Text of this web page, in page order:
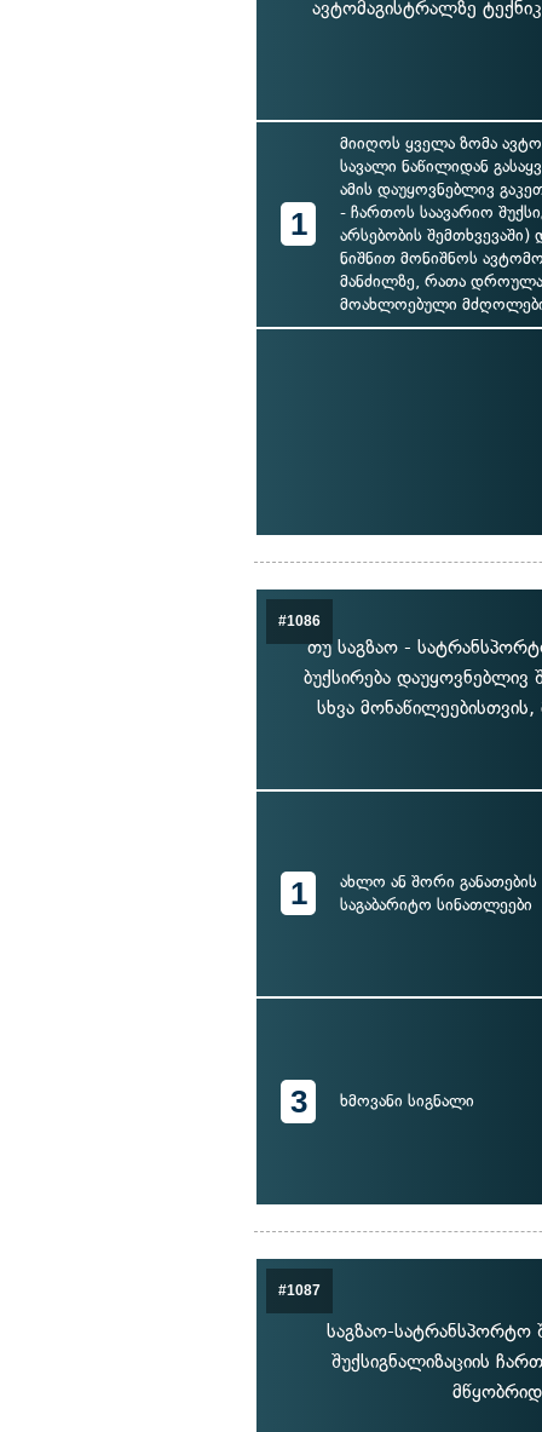
ავტომაგისტრალზე
1
მიიღოს ყველა ზომა
სავალი ნაწილიდან
ამის დაუყოვნებლივ
- ჩართოს საავარიო
არსებობის შემთხვევაში)
ნიშნით მონიშნოს
მანძილზე, რათა
მოახლოებული
#1086
თუ საგზაო -
ბუქსირება
სხვა
1
ახლო ან შორი განათების
საგაბარიტო სინათლეები
3 ხმოვანი სიგნალი
#1087
საგზაო-სატრანსპორტო
შუქსიგნალიზაციის